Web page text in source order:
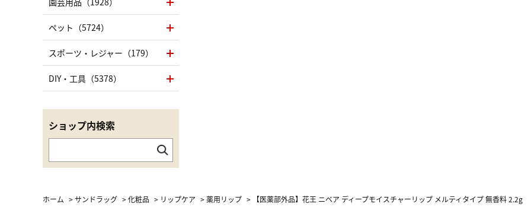
ペット（5724）
スポーツ・レジャー（179）
DIY・工具（5378）
ショップ内検索
ホーム >サンドラッグ >化粧品 > リップケア >薬用リップ > 【医薬部外品】花王 ニベア ディープモイスチャーリップ メルティタイプ 無香料 2.2g